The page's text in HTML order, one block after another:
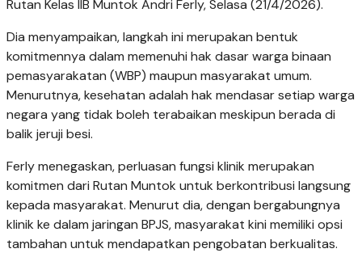
Rutan Kelas IIB Muntok Andri Ferly, Selasa (21/4/2026).
Dia menyampaikan, langkah ini merupakan bentuk
komitmennya dalam memenuhi hak dasar warga binaan
pemasyarakatan (WBP) maupun masyarakat umum.
Menurutnya, kesehatan adalah hak mendasar setiap warga
negara yang tidak boleh terabaikan meskipun berada di
balik jeruji besi.
Ferly menegaskan, perluasan fungsi klinik merupakan
komitmen dari Rutan Muntok untuk berkontribusi langsung
kepada masyarakat. Menurut dia, dengan bergabungnya
klinik ke dalam jaringan BPJS, masyarakat kini memiliki opsi
tambahan untuk mendapatkan pengobatan berkualitas.